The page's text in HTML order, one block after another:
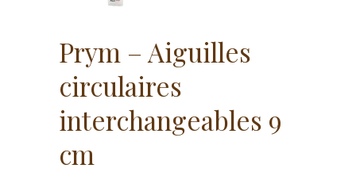
Prym – Aiguilles
circulaires
interchangeables 9
cm